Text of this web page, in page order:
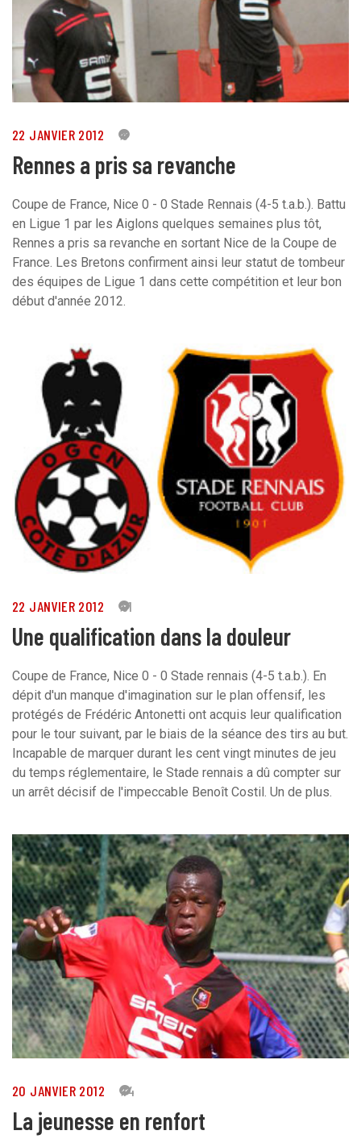
22 JANVIER 2012 6
Rennes a pris sa revanche
Coupe de France, Nice 0 - 0 Stade Rennais (4-5 t.a.b.). Battu
en Ligue 1 par les Aiglons quelques semaines plus tôt,
Rennes a pris sa revanche en sortant Nice de la Coupe de
France. Les Bretons confirment ainsi leur statut de tombeur
des équipes de Ligue 1 dans cette compétition et leur bon
début d'année 2012.
22 JANVIER 2012 91
Une qualification dans la douleur
Coupe de France, Nice 0 - 0 Stade rennais (4-5 t.a.b.). En
dépit d'un manque d'imagination sur le plan offensif, les
protégés de Frédéric Antonetti ont acquis leur qualification
pour le tour suivant, par le biais de la séance des tirs au but.
Incapable de marquer durant les cent vingt minutes de jeu
du temps réglementaire, le Stade rennais a dû compter sur
un arrêt décisif de l'impeccable Benoît Costil. Un de plus.
20 JANVIER 2012 14
La jeunesse en renfort